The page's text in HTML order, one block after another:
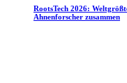
RootsTech 2026:
Ahnenforscher zusammen